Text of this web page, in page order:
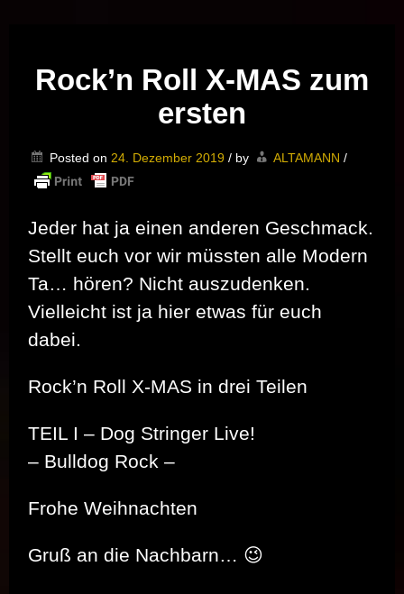
Rock’n Roll X-MAS zum
ersten
Posted on 24. Dezember 2019 / by ALTAMANN /
Jeder hat ja einen anderen Geschmack.
Stellt euch vor wir müssten alle Modern
Ta… hören? Nicht auszudenken.
Vielleicht ist ja hier etwas für euch
dabei.
Rock’n Roll X-MAS in drei Teilen
TEIL I – Dog Stringer Live!
– Bulldog Rock –
Frohe Weihnachten
Gruß an die Nachbarn… 😉